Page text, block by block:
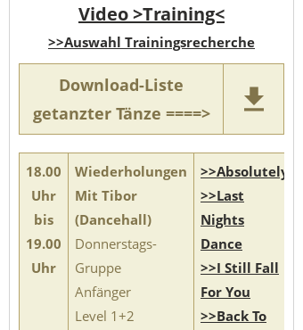
Video >Training<
>>Auswahl Trainingsrecherche
Download-Liste
getanzter Tänze ====>
18.00
Uhr
bis
19.00
Uhr
Wiederholungen
Mit Tibor
(Dancehall)
Donnerstags-
Gruppe
Anfänger
Level 1+2
>>Absolutely
>>Last
Nights
Dance
>>I Still Fall
For You
>>Back To